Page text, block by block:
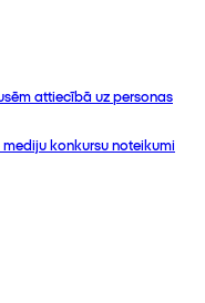
attiecībā uz personas
konkursu noteikumi